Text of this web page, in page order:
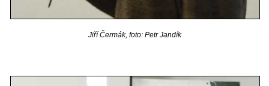
Jiří Čermák, foto: Petr Jandík